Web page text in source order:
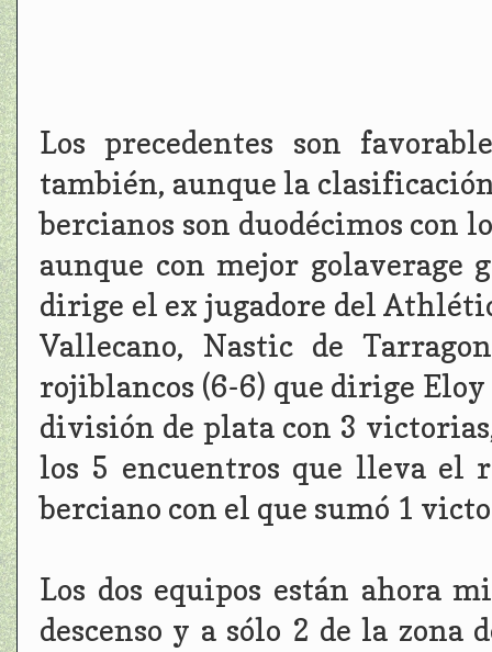
Los precedentes son
también, aunque la
bercianos son duodécimos con
aunque con mejor golaverage
dirige el ex jugadore del
Vallecano, Nastic de
rojiblancos (6-6) que dirige
división de plata con 3
los 5 encuentros que lleva el
berciano con el que sumó 1
Los dos equipos están ahora
descenso y a sólo 2 de la